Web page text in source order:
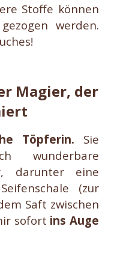
Stoffe können
werden.
Magier, der
Töpferin. Sie
wunderbare
darunter eine
(zur
Saft zwischen
sofort ins Auge